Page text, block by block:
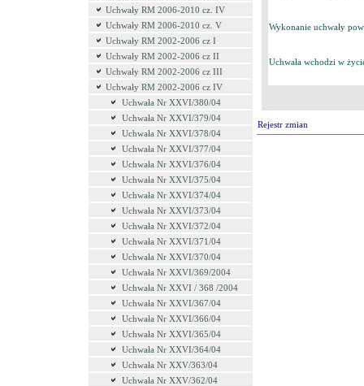
Uchwały RM 2006-2010 cz. IV
Uchwały RM 2006-2010 cz. V
Uchwały RM 2002-2006 cz I
Uchwały RM 2002-2006 cz II
Uchwały RM 2002-2006 cz III
Uchwały RM 2002-2006 cz IV
Uchwała Nr XXVI/380/04
Uchwała Nr XXVI/379/04
Uchwała Nr XXVI/378/04
Uchwała Nr XXVI/377/04
Uchwała Nr XXVI/376/04
Uchwała Nr XXVI/375/04
Uchwała Nr XXVI/374/04
Uchwała Nr XXVI/373/04
Uchwała Nr XXVI/372/04
Uchwała Nr XXVI/371/04
Uchwała Nr XXVI/370/04
Uchwała Nr XXVI/369/2004
Uchwała Nr XXVI / 368 /2004
Uchwała Nr XXVI/367/04
Uchwała Nr XXVI/366/04
Uchwała Nr XXVI/365/04
Uchwała Nr XXVI/364/04
Uchwała Nr XXV/363/04
Uchwała Nr XXV/362/04
Wykonanie uchwały
Uchwała wchodzi w
Rejestr zmian